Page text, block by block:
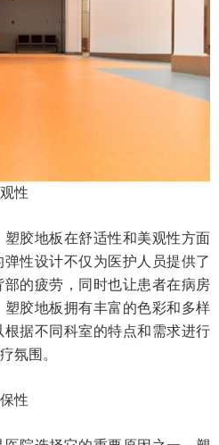
性
胶地板在舒适性和美观性方面
性设计不仅为医护人员提供了
的疲劳，同时也让患者在病房
胶地板拥有丰富的色彩和多样
据不同科室的特点和需求进行
氛围。
性